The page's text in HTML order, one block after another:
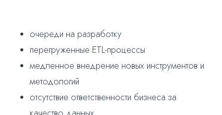
очереди на разработку
перегруженные ETL-процессы
медленное внедрение новых инструментов и
методологий
отсутствие ответственности бизнеса за